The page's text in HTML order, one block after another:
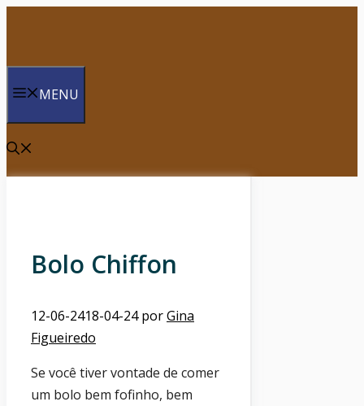
MENU
Bolo Chiffon
12-06-2418-04-24 porGina
Figueiredo
Se você tiver vontade de comer
um bolo bem fofinho, bem